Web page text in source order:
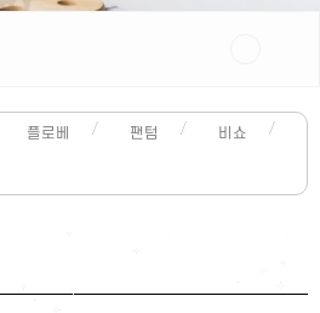
플로베 팬텀 비쇼